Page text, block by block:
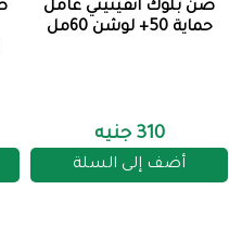
صن بلوك انفينيتي عامل
حماية 50+ لوشن 60مل
310 جنيه
أضف إلى السلة